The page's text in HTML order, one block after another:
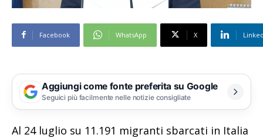
Facebook WhatsApp X
Aggiungi come fonte preferita su Google
Seguici più facilmente nelle notizie consigliate
Al 24 luglio su 11.191 migranti sbarcati in Italia